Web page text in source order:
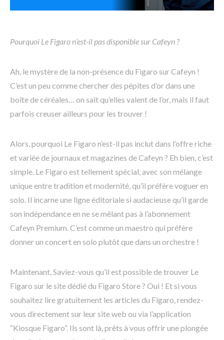
Pourquoi Le Figaro n’est-il pas disponible sur Cafeyn ?
Ah, le mystère de la non-présence du Figaro sur Cafeyn !
C’est un peu comme chercher des pépites d’or dans une
boîte de céréales… on sait qu’elles valent de l’or, mais il faut
parfois creuser ailleurs pour les trouver !
Alors, pourquoi Le Figaro n’est-il pas inclut dans l’offre riche
et variée de journaux et magazines de Cafeyn ? Eh bien, c’est
simple. Le Figaro est tellement spécial, avec son mélange
unique entre tradition et modernité, qu’il préfère voguer en
solo. Il incarne une ligne éditoriale si audacieuse qu’il garde
son indépendance en ne se mêlant pas à l’abonnement
Cafeyn Premium. C’est comme un maestro qui préfère
donner un concert en solo plutôt que dans un orchestre !
Maintenant, Saviez-vous qu’il est possible de trouver Le
Figaro sur le site dédié du Figaro Store ? Oui ! Et si vous
souhaitez lire gratuitement les articles du Figaro, rendez-
vous directement sur leur site web ou via l’application
“Kiosque Figaro”. Ils sont là, prêts à vous offrir une plongée